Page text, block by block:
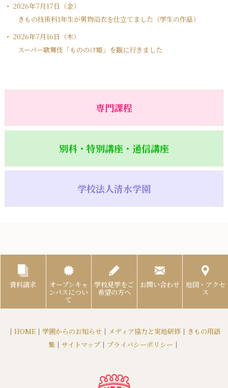
2026年7月17日（金）
きもの技術科1年生が男物浴衣を仕立てました（学生の作品）
2026年7月16日（木）
スーパー歌舞伎「もののけ姫」を観に行きました
専門課程
別科・特別講座・通信講座
学校法人清水学園
資料請求 オープンキャ
ンパスについ
て
学校見学をご
希望の方へ
お問い合わせ 地図・アクセ
ス
｜ HOME ｜ 学園からのお知らせ ｜ メディア協力と実地研修 ｜ きもの用語
集 ｜ サイトマップ ｜ プライバシーポリシー ｜